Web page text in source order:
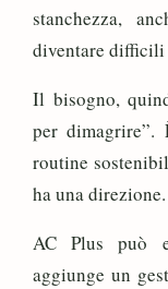
stanchezza,
diventare difficili
Il bisogno,
per dimagrire”.
routine
ha una direzione.
AC Plus può
aggiunge un